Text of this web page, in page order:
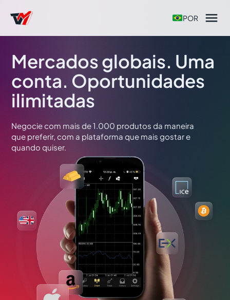
POR 
Mercados globais. Uma
conta. Oportunidades
ilimitadas
Negocie com mais de 1.000 produtos da maneira
que preferir, com a plataforma que mais gostar e
quando quiser.